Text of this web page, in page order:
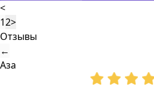
<
12>
Отзывы
←
Аза